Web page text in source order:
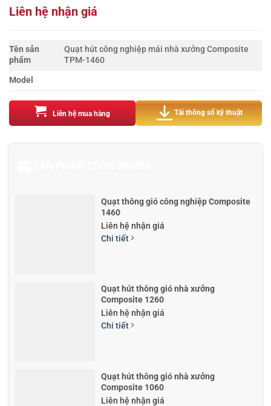
Liên hệ nhận giá
Tên sản
phẩm
Quạt hút công nghiệp mái nhà xưởng Composite
TPM-1460
Model
Liên hệ mua hàng Tải thông số kỹ thuật
Quạt thông gió công nghiệp Composite
1460
Liên hệ nhận giá
Chi tiết
Quạt hút thông gió nhà xưởng
Composite 1260
Liên hệ nhận giá
Chi tiết
Quạt hút thông gió nhà xưởng
Composite 1060
Liên hệ nhận giá